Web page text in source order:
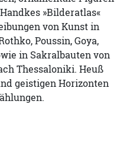
»Bilderatlas«
von Kunst in
Poussin, Goya,
in Sakralbauten von
Thessaloniki. Heuß
geistigen Horizonten